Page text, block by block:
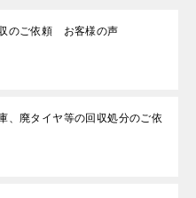
のご依頼 お客様の声
、廃タイヤ等の回収処分のご依